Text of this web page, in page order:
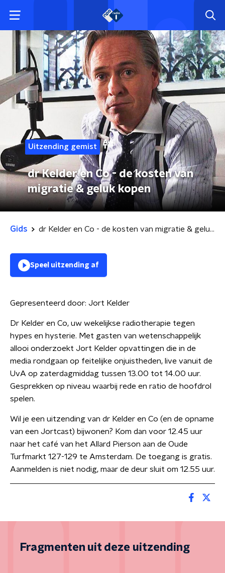
Uitzending gemist
dr Kelder en Co - de kosten van
migratie & geluk kopen
Gids dr Kelder en Co - de kosten van migratie & geluk kopen
Speel uitzending af
Gepresenteerd door: Jort Kelder
Dr Kelder en Co, uw wekelijkse radiotherapie tegen
hypes en hysterie. Met gasten van wetenschappelijk
allooi onderzoekt Jort Kelder opvattingen die in de
media rondgaan op feitelijke onjuistheden, live vanuit de
UvA op zaterdagmiddag tussen 13.00 tot 14.00 uur.
Gesprekken op niveau waarbij rede en ratio de hoofdrol
spelen.
Wil je een uitzending van dr Kelder en Co (en de opname
van een Jortcast) bijwonen? Kom dan voor 12.45 uur
naar het café van het Allard Pierson aan de Oude
Turfmarkt 127-129 te Amsterdam. De toegang is gratis.
Aanmelden is niet nodig, maar de deur sluit om 12.55 uur.
Fragmenten uit deze uitzending